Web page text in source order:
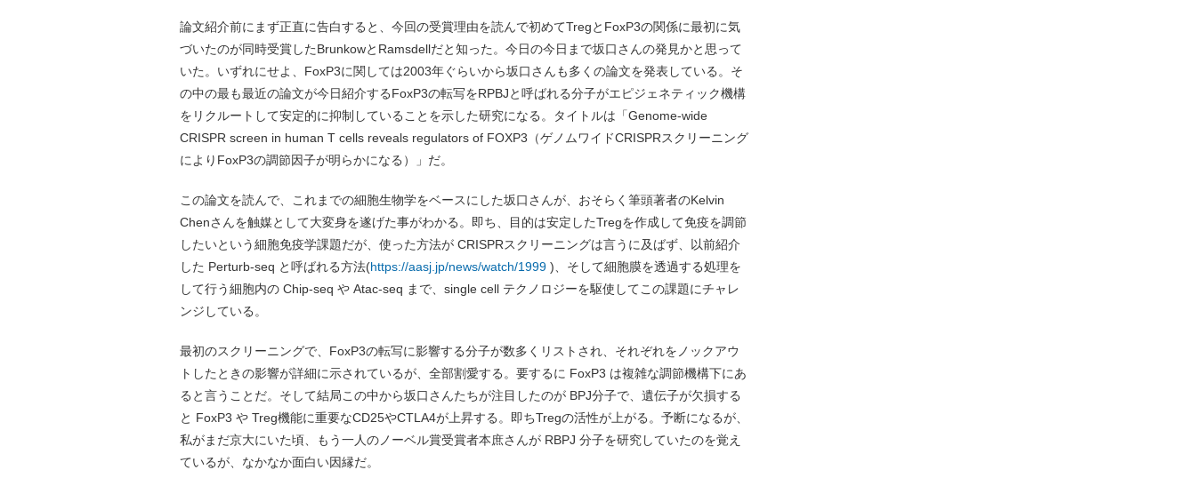
論文紹介前にまず正直に告白すると、今回の受賞理由を読んで初めてTregとFoxP3の関係に最初に気
づいたのが同時受賞したBrunkowとRamsdellだと知った。今日の今日まで坂口さんの発見かと思って
いた。いずれにせよ、FoxP3に関しては2003年ぐらいから坂口さんも多くの論文を発表している。そ
の中の最も最近の論文が今日紹介するFoxP3の転写をRPBJと呼ばれる分子がエピジェネティック機構
をリクルートして安定的に抑制していることを示した研究になる。タイトルは「Genome-wide
CRISPR screen in human T cells reveals regulators of FOXP3（ゲノムワイドCRISPRスクリーニング
によりFoxP3の調節因子が明らかになる）」だ。
この論文を読んで、これまでの細胞生物学をベースにした坂口さんが、おそらく筆頭著者のKelvin
Chenさんを触媒として大変身を遂げた事がわかる。即ち、目的は安定したTregを作成して免疫を調節
したいという細胞免疫学課題だが、使った方法が CRISPRスクリーニングは言うに及ばず、以前紹介
した Perturb-seq と呼ばれる方法(https://aasj.jp/news/watch/1999 )、そして細胞膜を透過する処理を
して行う細胞内の Chip-seq や Atac-seq まで、single cell テクノロジーを駆使してこの課題にチャレ
ンジしている。
最初のスクリーニングで、FoxP3の転写に影響する分子が数多くリストされ、それぞれをノックアウ
トしたときの影響が詳細に示されているが、全部割愛する。要するに FoxP3 は複雑な調節機構下にあ
ると言うことだ。そして結局この中から坂口さんたちが注目したのが BPJ分子で、遺伝子が欠損する
と FoxP3 や Treg機能に重要なCD25やCTLA4が上昇する。即ちTregの活性が上がる。予断になるが、
私がまだ京大にいた頃、もう一人のノーベル賞受賞者本庶さんが RBPJ 分子を研究していたのを覚え
ているが、なかなか面白い因縁だ。